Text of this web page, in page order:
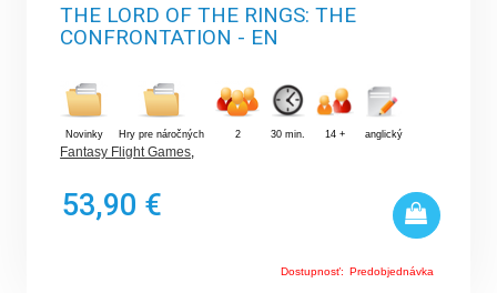
THE LORD OF THE RINGS: THE
CONFRONTATION - EN
Novinky Hry pre náročných 2 30 min. 14 + anglický
Fantasy Flight Games,
53,90 €
Dostupnosť: Predobjednávka